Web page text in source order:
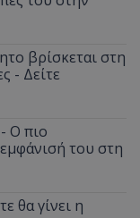
βρίσκεται στη
- Δείτε
Ο πιο
του στη
θα γίνει η